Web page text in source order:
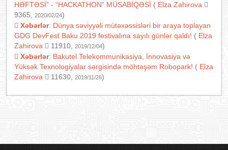
HƏFTƏSİ” - “HACKATHON” MÜSABİQƏSİ ( Elza Zahirova
9365,
2020/02/24)
Xəbərlər: Dünya səviyyəli mütəxəssisləri bir araya toplayan
GDG DevFest Baku 2019 festivalına sayılı günlər qaldı! ( Elza
Zahirova
11910, 2019/12/04)
Xəbərlər: Bakutel Telekommunikasiya, İnnovasiya və
Yüksək Texnologiyalar sərgisində möhtəşəm Robopark! ( Elza
Zahirova
11630, 2019/11/26)